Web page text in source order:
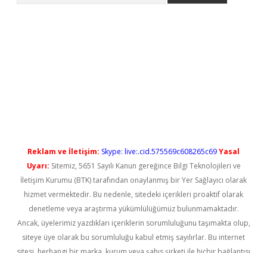
Reklam ve İletişim: Skype: live:.cid.575569c608265c69Yasal
Uyarı: Sitemiz, 5651 Sayılı Kanun gereğince Bilgi Teknolojileri ve
İletişim Kurumu (BTK) tarafından onaylanmış bir Yer Sağlayıcı olarak
hizmet vermektedir. Bu nedenle, sitedeki içerikleri proaktif olarak
denetleme veya araştırma yükümlülüğümüz bulunmamaktadır.
Ancak, üyelerimiz yazdıkları içeriklerin sorumluluğunu taşımakta olup,
siteye üye olarak bu sorumluluğu kabul etmiş sayılırlar. Bu internet